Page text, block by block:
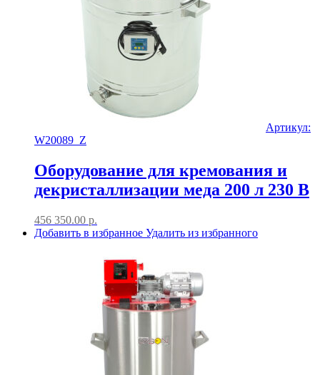
Артикул:
W20089_Z
Оборудование для кремования и
декристаллизации меда 200 л 230 В
456 350.00 р.
Добавить в избранное Удалить из избранного